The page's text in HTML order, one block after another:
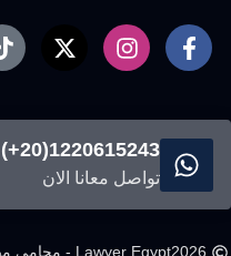
1220615243(20+)
تواصل معانا الان
2026Lawyer Egypt - محامى مصر.